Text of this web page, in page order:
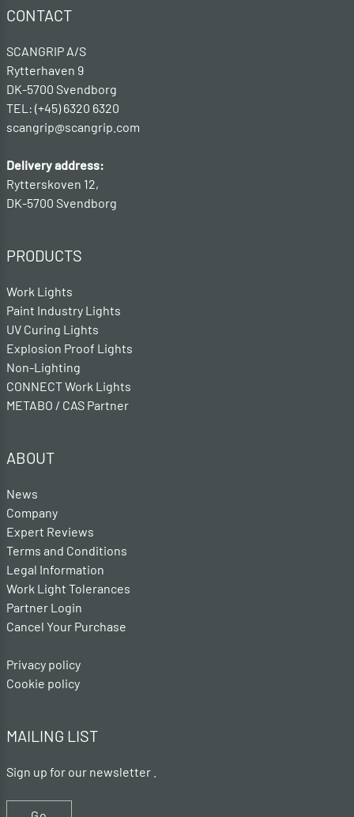
CONTACT
SCANGRIP A/S
Rytterhaven 9
DK-5700 Svendborg
TEL: (+45) 6320 6320
scangrip@scangrip.com
Delivery address:
Rytterskoven 12,
DK-5700 Svendborg
PRODUCTS
Work Lights
Paint Industry Lights
UV Curing Lights
Explosion Proof Lights
Non-Lighting
CONNECT Work Lights
METABO / CAS Partner
ABOUT
News
Company
Expert Reviews
Terms and Conditions
Legal Information
Work Light Tolerances
Partner Login
Cancel Your Purchase
Privacy policy
Cookie policy
MAILING LIST
Sign up for our newsletter .